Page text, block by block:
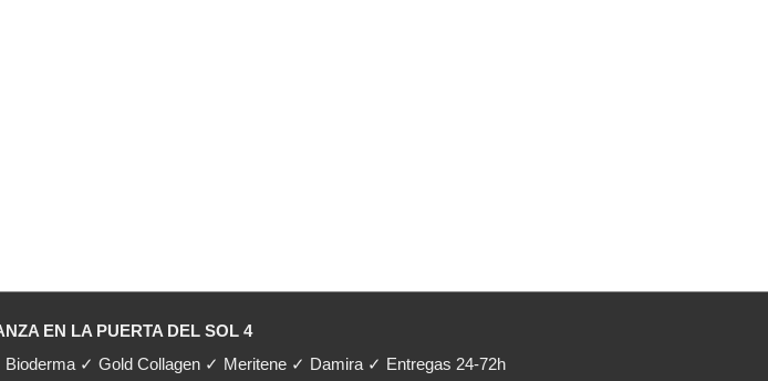
EN LA PUERTA DEL SOL 4
✓ Gold Collagen ✓ Meritene ✓ Damira ✓ Entregas 24-72h